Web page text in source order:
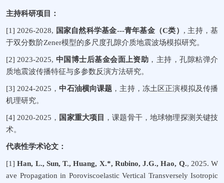
主持科研项目：
[1] 2026-2028, 国家自然科学基金---青年基金（C类） , 主持，基
于双分数阶Zener模型的多尺度孔隙介质地震波场模拟研究。
[2] 2023-2025, 中国博士后基金会面上资助 ，主持，孔隙粘弹介
质地震波传播特征与多参数反演方法研究。
[3] 2024-2025 ，中石油横向课题 ，主持，冻土区正演模拟及传播
机理研究。
[4] 2020-2025 ， 国家重大项目 ，课题骨干，地球物理探测关键技
术。
代表性学术论文：
[1]Han, L., Sun, T., Huang, X.*, Rubino, J.G., Hao, Q., 2025. W
ave Propagation in Poroviscoelastic Vertical Transversely Isotropic